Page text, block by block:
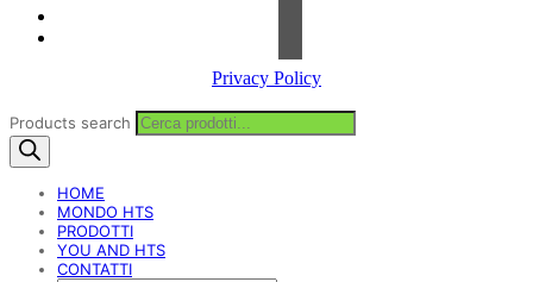
Privacy Policy
Products search
HOME
MONDO HTS
PRODOTTI
YOU AND HTS
CONTATTI